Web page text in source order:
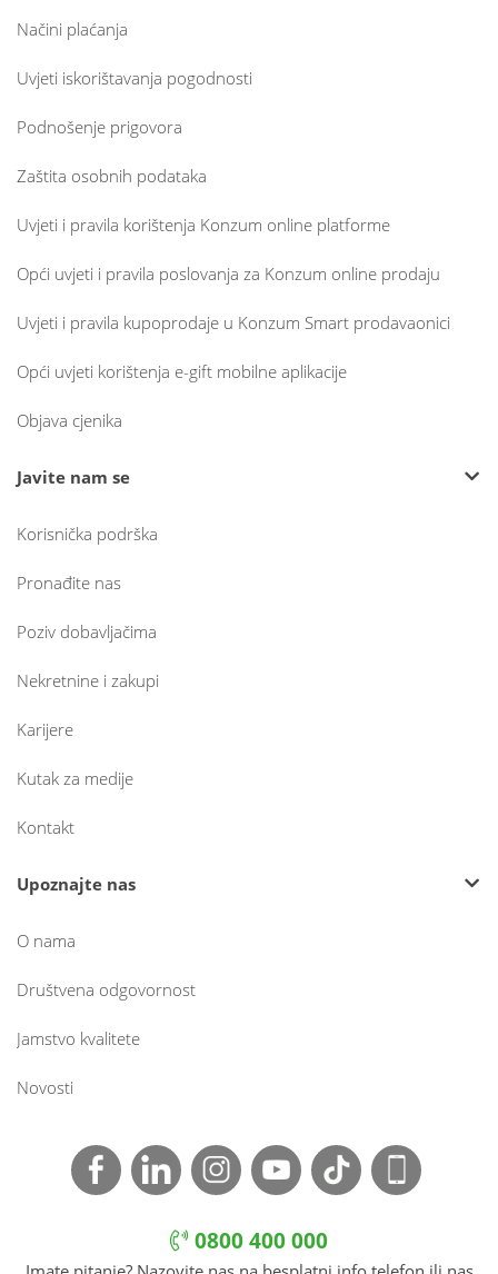
Načini plaćanja
Uvjeti iskorištavanja pogodnosti
Podnošenje prigovora
Zaštita osobnih podataka
Uvjeti i pravila korištenja Konzum online platforme
Opći uvjeti i pravila poslovanja za Konzum online prodaju
Uvjeti i pravila kupoprodaje u Konzum Smart prodavaonici
Opći uvjeti korištenja e-gift mobilne aplikacije
Objava cjenika
Javite nam se
Korisnička podrška
Pronađite nas
Poziv dobavljačima
Nekretnine i zakupi
Karijere
Kutak za medije
Kontakt
Upoznajte nas
O nama
Društvena odgovornost
Jamstvo kvalitete
Novosti
0800 400 000